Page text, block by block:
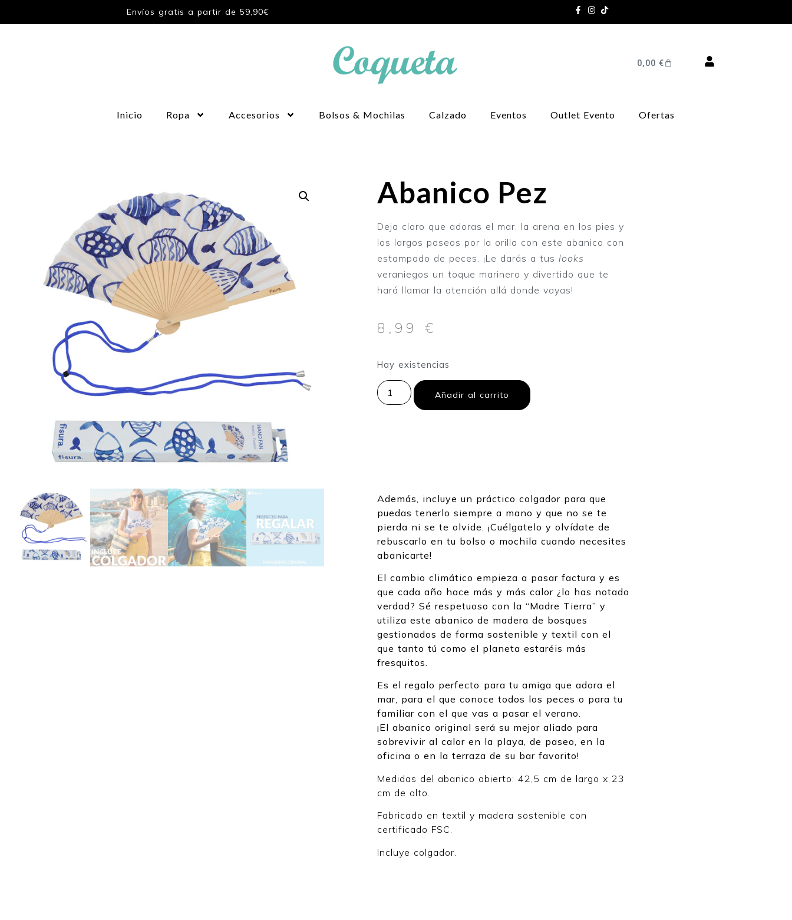
Envíos gratis a partir de 59,90€
0,00 €
Inicio Ropa Accesorios Bolsos & Mochilas Calzado Eventos Outlet Evento Ofertas
Abanico Pez
Deja claro que adoras el mar, la arena en los pies y
los largos paseos por la orilla con este abanico con
estampado de peces. ¡Le darás a tus looks
veraniegos un toque marinero y divertido que te
hará llamar la atención allá donde vayas!
8,99 €
Hay existencias
Añadir al carrito
Además, incluye un práctico colgador para que
puedas tenerlo siempre a mano y que no se te
pierda ni se te olvide. ¡Cuélgatelo y olvídate de
rebuscarlo en tu bolso o mochila cuando necesites
abanicarte!
El cambio climático empieza a pasar factura y es
que cada año hace más y más calor ¿lo has notado
verdad? Sé respetuoso con la “Madre Tierra” y
utiliza este abanico de madera de bosques
gestionados de forma sostenible y textil con el
que tanto tú como el planeta estaréis más
fresquitos.
Es el regalo perfecto para tu amiga que adora el
mar, para el que conoce todos los peces o para tu
familiar con el que vas a pasar el verano.
¡El abanico original será su mejor aliado para
sobrevivir al calor en la playa, de paseo, en la
oficina o en la terraza de su bar favorito!
Medidas del abanico abierto: 42,5 cm de largo x 23
cm de alto.
Fabricado en textil y madera sostenible con
certificado FSC.
Incluye colgador.